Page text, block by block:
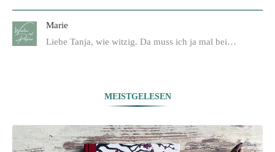
Marie
Liebe Tanja, wie witzig. Da muss ich ja mal bei…
MEISTGELESEN